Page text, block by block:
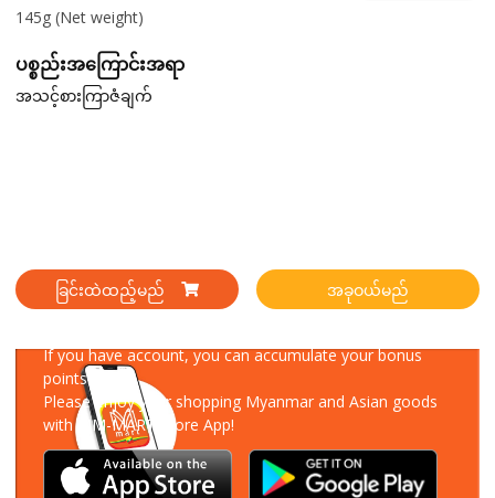
145g (Net weight)
ပစ္စည်းအကြောင်းအရာ
အသင့်စားကြာဇံချက်
ခြင်းထဲထည့်မည် အခုဝယ်မည်
If you have account, you can accumulate your bonus
points!
Please enjoy your shopping Myanmar and Asian goods
with MM-MART Store App!